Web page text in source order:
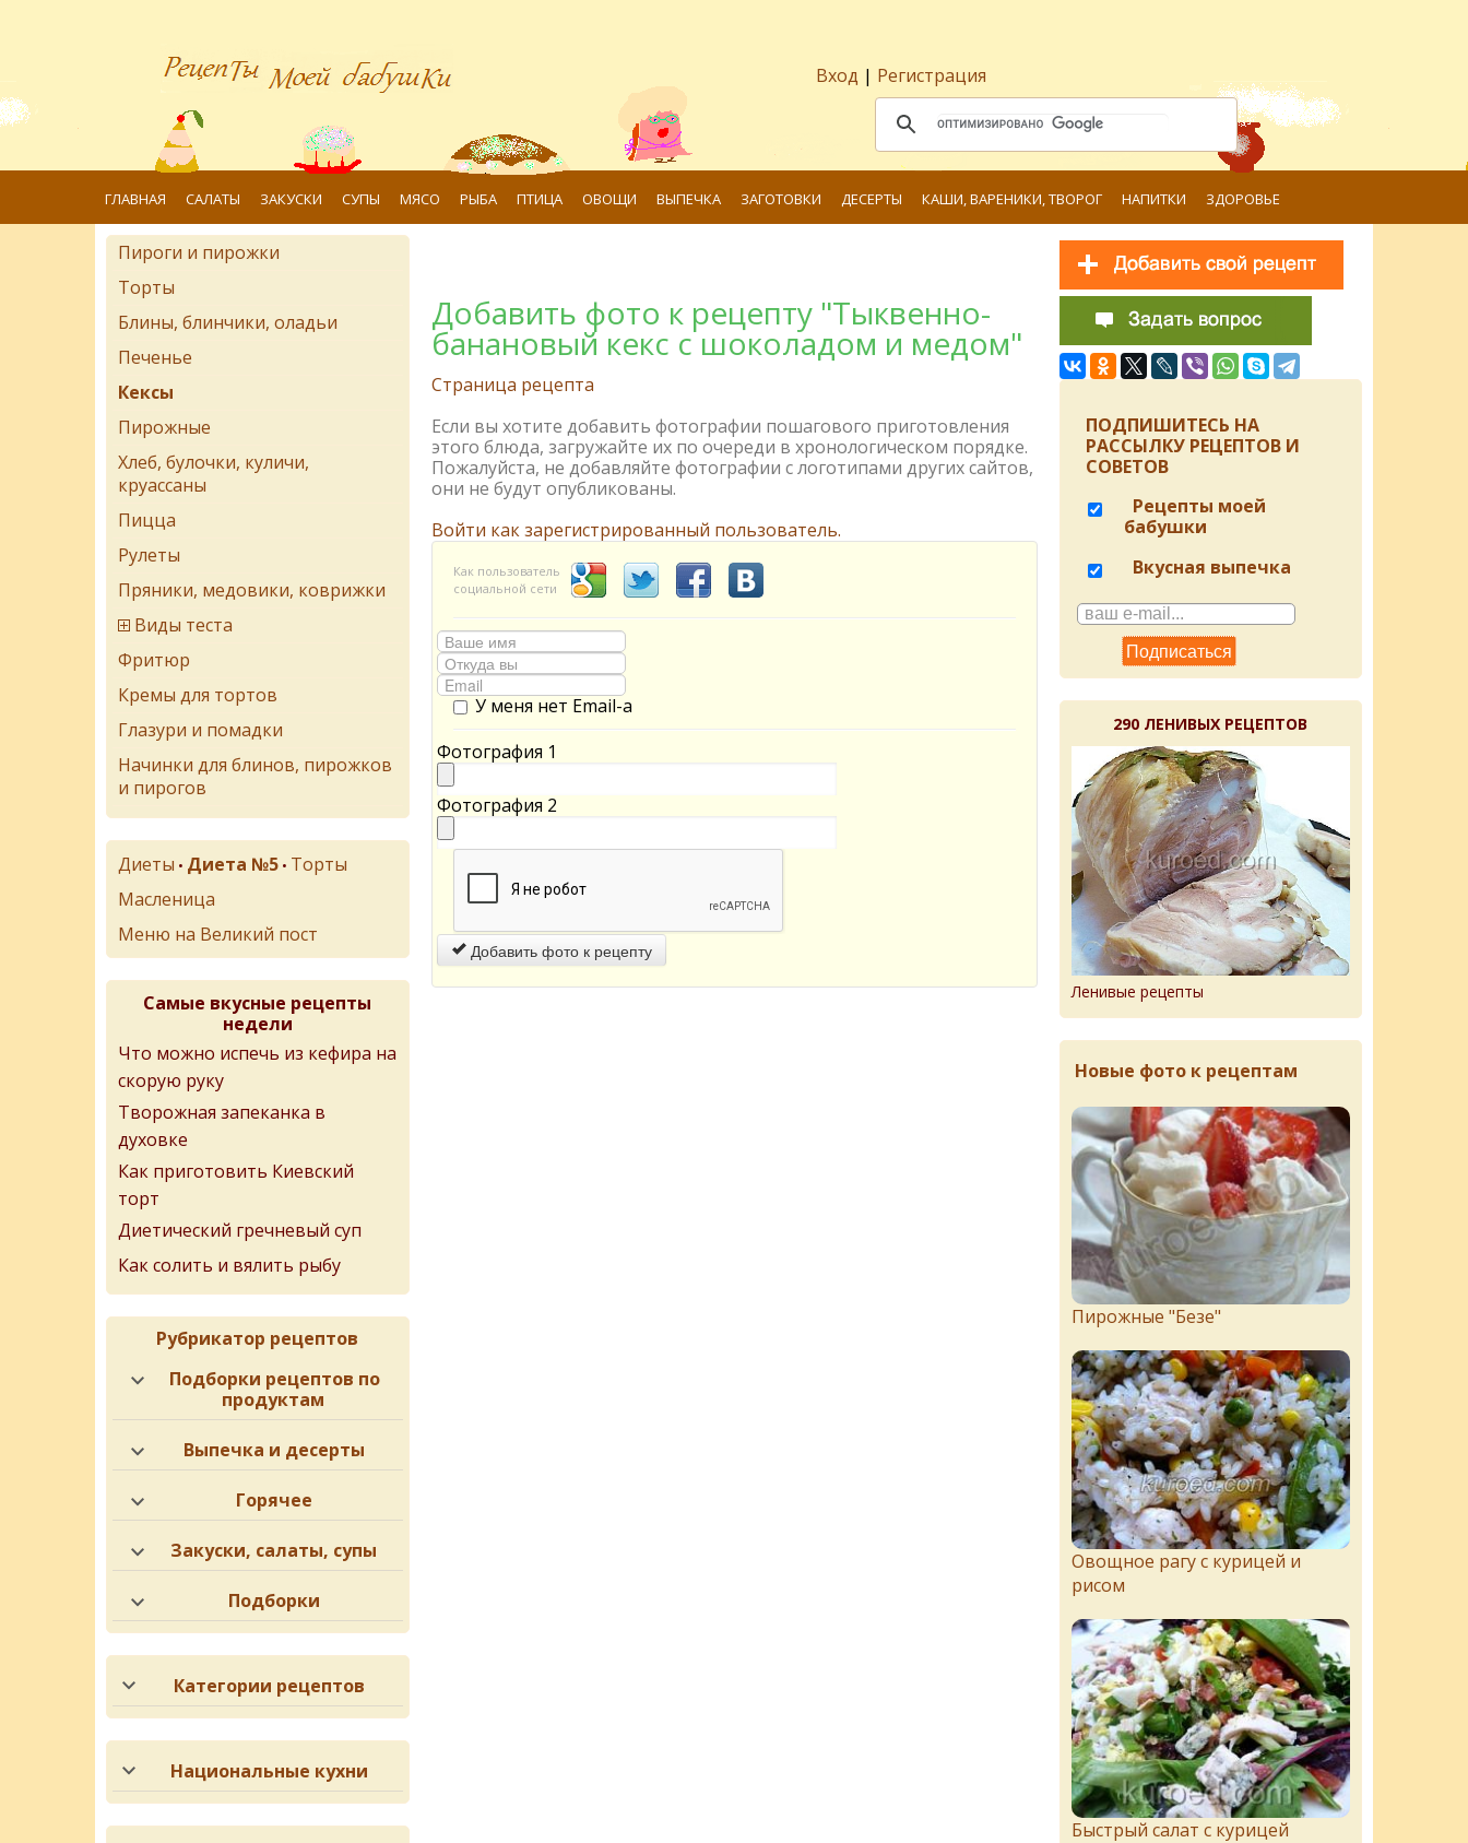
Вход | Регистрация
ГЛАВНАЯ САЛАТЫ ЗАКУСКИ СУПЫ МЯСО РЫБА ПТИЦА ОВОЩИ ВЫПЕЧКА ЗАГОТОВКИ ДЕСЕРТЫ КАШИ, ВАРЕНИКИ, ТВОРОГ НАПИТКИ ЗДОРОВЬЕ
Добавить фото к рецепту "Тыквенно-
банановый кекс с шоколадом и медом"
Страница рецепта
Если вы хотите добавить фотографии пошагового приготовления
этого блюда, загружайте их по очереди в хронологическом порядке.
Пожалуйста, не добавляйте фотографии с логотипами других сайтов,
они не будут опубликованы.
Войти как зарегистрированный пользователь.
Как пользователь
социальной сети
У меня нет Email-а
Фотография 1
Фотография 2
Добавить фото к рецепту
Пироги и пирожки
Торты
Блины, блинчики, оладьи
Печенье
Кексы
Пирожные
Хлеб, булочки, куличи,
круассаны
Пицца
Рулеты
Пряники, медовики, коврижки
Виды теста
Фритюр
Кремы для тортов
Глазури и помадки
Начинки для блинов, пирожков
и пирогов
Диеты • Диета №5 • Торты
Масленица
Меню на Великий пост
Самые вкусные рецепты
недели
Что можно испечь из кефира на
скорую руку
Творожная запеканка в
духовке
Как приготовить Киевский
торт
Диетический гречневый суп
Как солить и вялить рыбу
Рубрикатор рецептов
Подборки рецептов по
продуктам
Выпечка и десерты
Горячее
Закуски, салаты, супы
Подборки
Категории рецептов
Национальные кухни
ПОДПИШИТЕСЬ НА
РАССЫЛКУ РЕЦЕПТОВ И
СОВЕТОВ
Рецепты моей
бабушки
Вкусная выпечка
290 ЛЕНИВЫХ РЕЦЕПТОВ
Ленивые рецепты
Новые фото к рецептам
Пирожныe "Бeзe"
Овощное рагу с курицей и
рисом
Быстрый салат с курицей